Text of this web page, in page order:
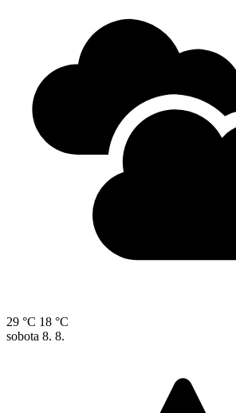
29 °C 18 °C
sobota 8. 8.